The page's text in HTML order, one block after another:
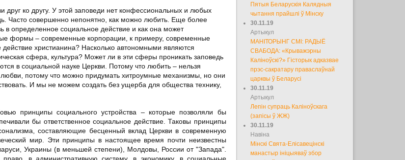
друг ко другу. У этой заповеди нет конфессиональных и любых
Часто совершенно непонятно, как можно любить. Еще более
в определенное социальное действие и как она может
формы – современные корпорации, к примеру, современные
христианина? Насколько автономными являются
сфера, культура? Может ли в эти сферы проникать заповедь
в социальной науке Церкви. Потому что любить – нельзя
потому что можно придумать хитроумные механизмы, но они
И мы не можем создать без ущерба для общества технику,
принципы социального устройства – которые позволяли бы
бы ответственное социальное действие. Таковы принципы
составляющие бесценный вклад Церкви в современную
мир. Эти принципы в настоящее время почти неизвестны
Украины (в меньшей степени), Молдовы, России от "Запада".
Пятыя Беларускія Калядныя
чытання прайшлі ў Мінску
30.11.19
Артыкул
МАНІТОРЫНГ СМІ: РАДЫЁ
СВАБОДА: «Крыважэрны
Каліноўскі?» Гісторык адказвае
прэс-сакратару праваслаўнай
царквы ў Беларусі
30.11.19
Артыкул
Лепін супраць Каліноўскага
(запісы ў ЖЖ)
30.11.19
Навіна
Мінскі Свята-Елісавецінскі
манастыр ініцыяваў збор